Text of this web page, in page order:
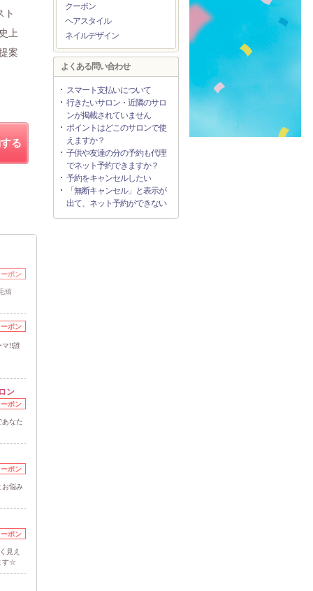
ト
上
案
る
ポン
矯
ポン
マ!!誰
ン
ポン
あなた
ポン
お悩み
ポン
見え
す☆
クーポン
ヘアスタイル
ネイルデザイン
よくある問い合わせ
スマート支払いについて
行きたいサロン・近隣のサロ
ンが掲載されていません
ポイントはどこのサロンで使
えますか？
子供や友達の分の予約も代理
でネット予約できますか？
予約をキャンセルしたい
「無断キャンセル」と表示が
出て、ネット予約ができない